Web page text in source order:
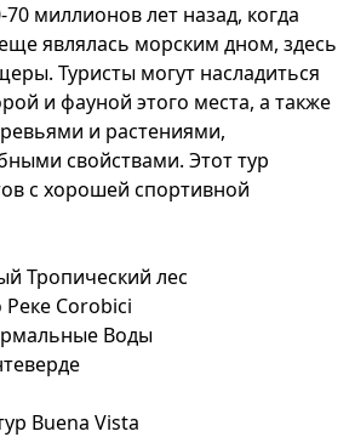
70 миллионов лет назад, когда
являлась морским дном, здесь
Туристы могут насладиться
и фауной этого места, а также
и растениями,
свойствами. Этот тур
с хорошей спортивной
Тропический лес
Реке Corobici
Воды
Buena Vista